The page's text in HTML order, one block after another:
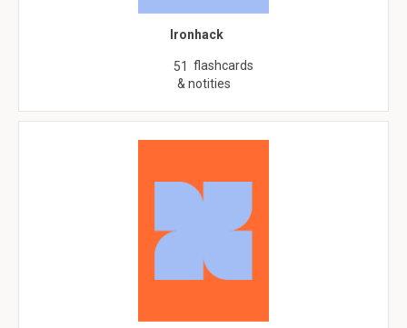
Ironhack
51 flashcards
& notities